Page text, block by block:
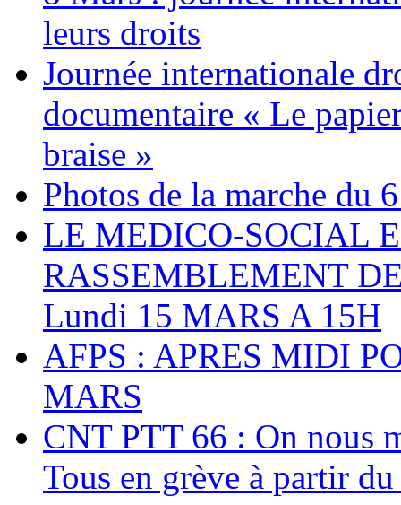
leurs droits
Journée internationale
documentaire « Le
braise »
Photos de la marche du
LE MEDICO-SOCIAL
RASSEMBLEMENT
Lundi 15 MARS A 15H
AFPS : APRES MIDI
MARS
CNT PTT 66 : On nous
Tous en grève à partir